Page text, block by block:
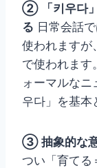
② 「키우다」
る 日常会話
使われますが
で使われます
ォーマルな
우다」を基本
③ 抽象的な
つい「育てる